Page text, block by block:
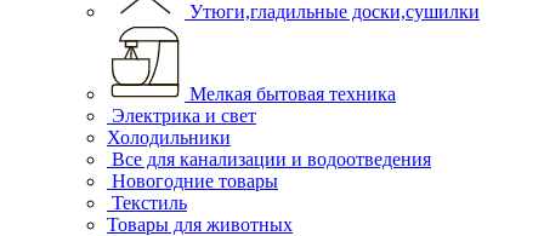
Утюги,гладильные доски,сушилки
Мелкая бытовая техника
Электрика и свет
Холодильники
Все для канализации и водоотведения
Новогодние товары
Текстиль
Товары для животных